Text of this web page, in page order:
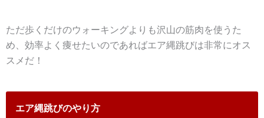
ただ歩くだけのウォーキングよりも沢山の筋肉を使うた
め、効率よく痩せたいのであればエア縄跳びは非常にオス
スメだ！
エア縄跳びのやり方